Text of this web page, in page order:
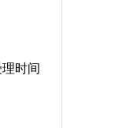
时间